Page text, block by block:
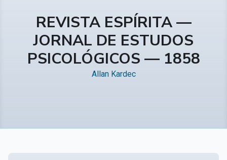
REVISTA ESPÍRITA —
JORNAL DE ESTUDOS
PSICOLÓGICOS — 1858
Allan Kardec